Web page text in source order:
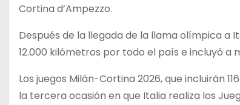
Cortina d’Ampezzo.
Después de la llegada de la llama olímpica a
12.000 kilómetros por todo el país e incluyó a
Los juegos Milán-Cortina 2026, que incluirán
la tercera ocasión en que Italia realiza los